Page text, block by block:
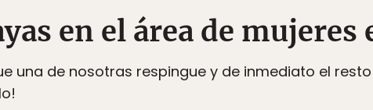
en el área de
una de nosotras respingue y de inmediato el